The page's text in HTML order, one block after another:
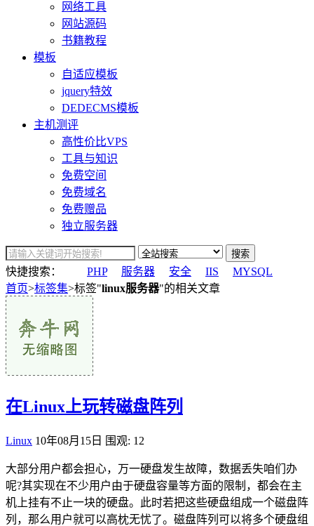
网络工具
网站源码
书籍教程
模板
自适应模板
jquery特效
DEDECMS模板
主机测评
高性价比VPS
工具与知识
免费空间
免费域名
免费赠品
独立服务器
搜索
快捷搜索： PHP 服务器 安全 IIS
MYSQL
首页>标签集>标签"linux服务器"的相关文章
在Linux上玩转磁盘阵列
Linux 10年08月15日 围观: 12
大部分用户都会担心，万一硬盘发生故障，数据丢失咱们办
呢?其实现在不少用户由于硬盘容量等方面的限制，都会在主
机上挂有不止一块的硬盘。此时若把这些硬盘组成一个磁盘阵
列，那么用户就可以高枕无忧了。磁盘阵列可以将多个硬盘组